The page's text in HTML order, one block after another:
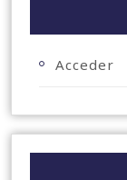
Acceder